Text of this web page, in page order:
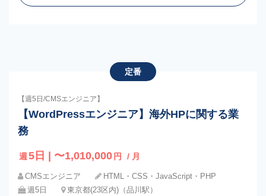
定番
【週5日/CMSエンジニア】
【WordPressエンジニア】海外HPに関する業
務
週 5日 | 〜1,010,000 円 / 月
CMSエンジニア
HTML・CSS・JavaScript・PHP
週5日
東京都(23区内)（品川駅）